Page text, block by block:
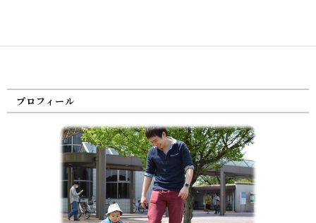
プロフィール